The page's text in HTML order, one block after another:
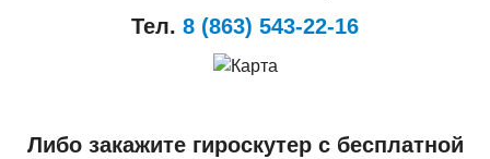
Тел. 8 (863) 543-22-16
Либо закажите гироскутер с бесплатной